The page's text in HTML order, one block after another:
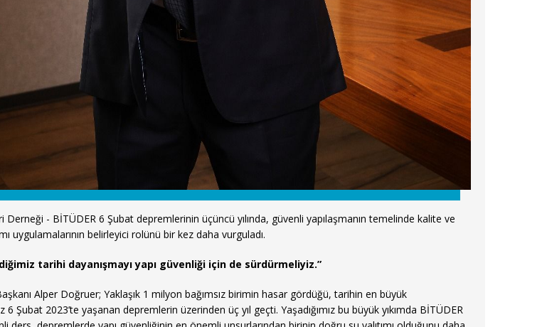
- BİTÜDER 6 Şubat depremlerinin üçüncü yılında, güvenli yapılaşmanın temelinde kalite ve
uygulamalarının belirleyici rolünü bir kez daha vurguladı.
tarihi dayanışmayı yapı güvenliği için de sürdürmeliyiz.”
Alper Doğruer; Yaklaşık 1 milyon bağımsız birimin hasar gördüğü, tarihin en büyük
6 Şubat 2023’te yaşanan depremlerin üzerinden üç yıl geçti. Yaşadığımız bu büyük yıkımda BİTÜDER